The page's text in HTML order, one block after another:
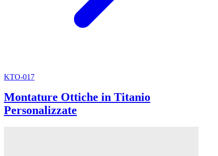
KTO-017
Montature Ottiche in Titanio
Personalizzate